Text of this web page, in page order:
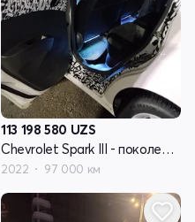
113 198 580 UZS
Chevrolet Spark III - поколение
2022 97 000 км